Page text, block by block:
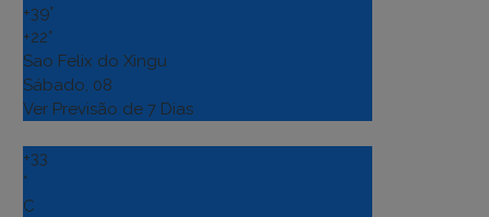
+39°
+22°
Sao Felix do Xingu
Sábado, 08
Ver Previsão de 7 Dias
+33
°
C